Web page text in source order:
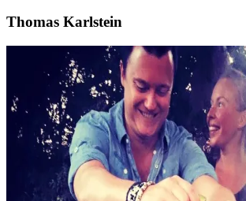
Thomas Karlstein